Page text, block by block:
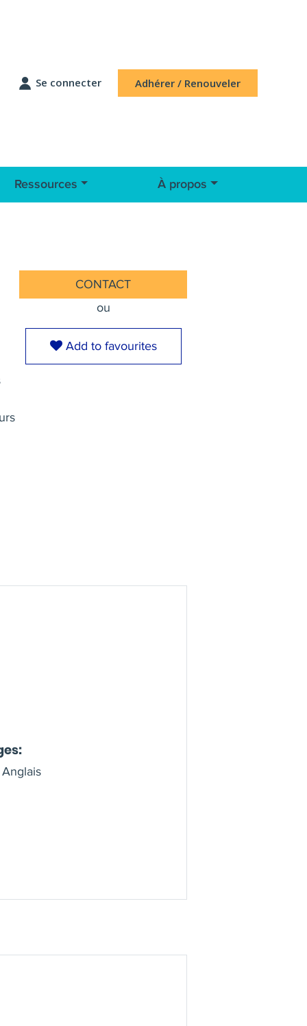
Se connecter Adhérer / Renouveler
Ressources À propos
CONTACT
ou
Add to favourites